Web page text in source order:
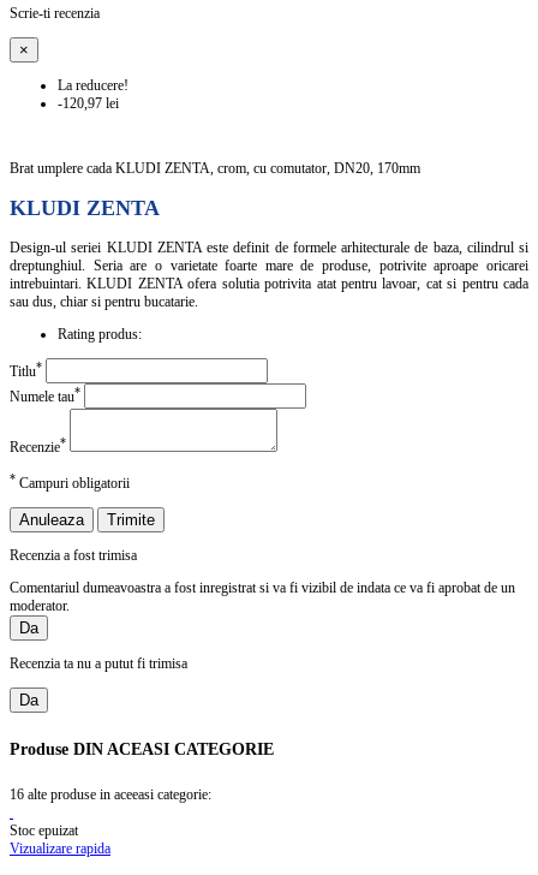
Scrie-ti recenzia
×
La reducere!
-120,97 lei
Brat umplere cada KLUDI ZENTA, crom, cu comutator, DN20, 170mm
KLUDI ZENTA
Design-ul seriei KLUDI ZENTA este definit de formele arhitecturale de baza, cilindrul si
dreptunghiul. Seria are o varietate foarte mare de produse, potrivite aproape oricarei
intrebuintari. KLUDI ZENTA ofera solutia potrivita atat pentru lavoar, cat si pentru cada
sau dus, chiar si pentru bucatarie.
Rating produs:
Titlu*
Numele tau*
Recenzie*
* Campuri obligatorii
Anuleaza Trimite
Recenzia a fost trimisa
Comentariul dumeavoastra a fost inregistrat si va fi vizibil de indata ce va fi aprobat de un
moderator.
Da
Recenzia ta nu a putut fi trimisa
Da
Produse DIN ACEASI CATEGORIE
16 alte produse in aceeasi categorie:
Stoc epuizat
Vizualizare rapida